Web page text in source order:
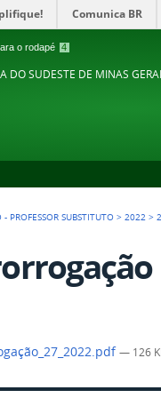
o rodapé 4
Comunica BR
DO SUDESTE DE MINAS
- PROFESSOR SUBSTITUTO >2022 >
— 126